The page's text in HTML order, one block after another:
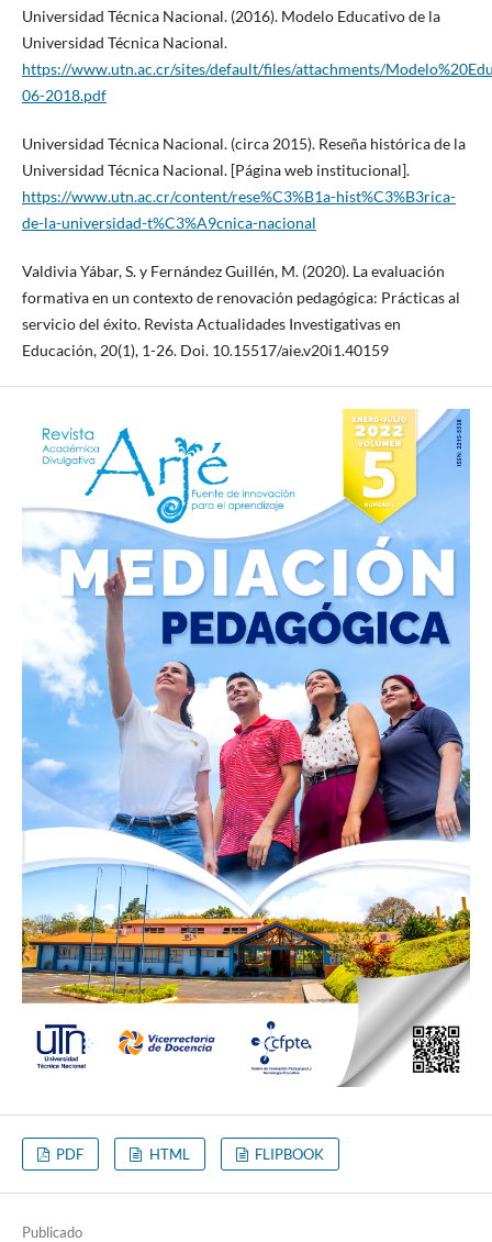
Universidad Técnica Nacional. (2016). Modelo Educativo de la
Universidad Técnica Nacional.
https://www.utn.ac.cr/sites/default/files/attachments/
06-2018.pdf
Universidad Técnica Nacional. (circa 2015). Reseña histórica de la
Universidad Técnica Nacional. [Página web institucional].
https://www.utn.ac.cr/content/rese%C3%B1a-hist%C3%B3rica-
de-la-universidad-t%C3%A9cnica-nacional
Valdivia Yábar, S. y Fernández Guillén, M. (2020). La evaluación
formativa en un contexto de renovación pedagógica: Prácticas al
servicio del éxito. Revista Actualidades Investigativas en
Educación, 20(1), 1-26. Doi. 10.15517/aie.v20i1.40159
PDF HTML FLIPBOOK
Publicado